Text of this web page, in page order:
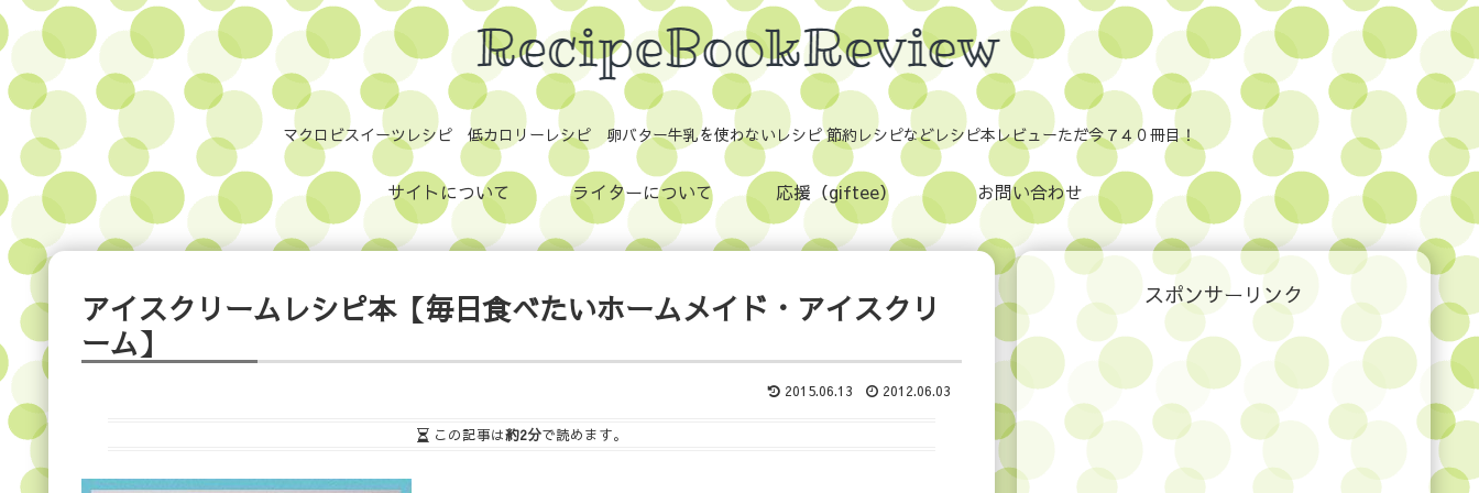
マクロビスイーツレシピ 低カロリーレシピ 卵バター牛乳を使わないレシピ 節約レシピなどレシピ本レビューただ今７４０冊目！
サイトについて ライターについて 応援（giftee） お問い合わせ
アイスクリームレシピ本【毎日食べたいホームメイド・アイスクリ
ーム】
2015.06.13 2012.06.03
この記事は約2分で読めます。
スポンサーリンク